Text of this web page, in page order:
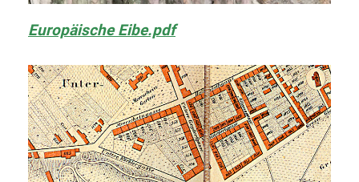
Europäische Eibe.pdf